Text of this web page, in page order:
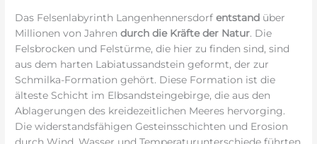
Das Felsenlabyrinth Langenhennersdorf entstand über
Millionen von Jahrendurch die Kräfte der Natur. Die
Felsbrocken und Felstürme, die hier zu finden sind, sind
aus dem harten Labiatussandstein geformt, der zur
Schmilka-Formation gehört. Diese Formation ist die
älteste Schicht im Elbsandsteingebirge, die aus den
Ablagerungen des kreidezeitlichen Meeres hervorging.
Die widerstandsfähigen Gesteinsschichten und Erosion
durch Wind, Wasser und Temperaturunterschiede führten